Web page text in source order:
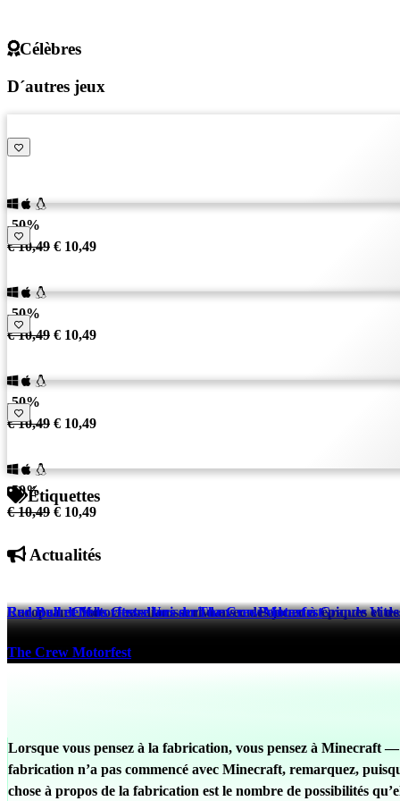
Célèbres
D´autres jeux
-50%
€ 10,49 € 10,49
-50%
€ 10,49 € 10,49
-50%
€ 10,49 € 10,49
-50%
€ 10,49 € 10,49
Étiquettes
Actualités
European Clubs Guardians arrive avec des joueurs épiques et
eFootball™ 521 days ago
Red Bull et Motorfest s’Unissent dans un Podcast à Grande
The Crew Motorfest
Red Bull défie la vitesse lors du The Crew Motorfest
The Crew Motorfest
Lorsque vous pensez à la fabrication, vous pensez à Minecraft
fabrication n’a pas commencé avec Minecraft, remarquez,
chose à propos de la fabrication est le nombre de possibilités